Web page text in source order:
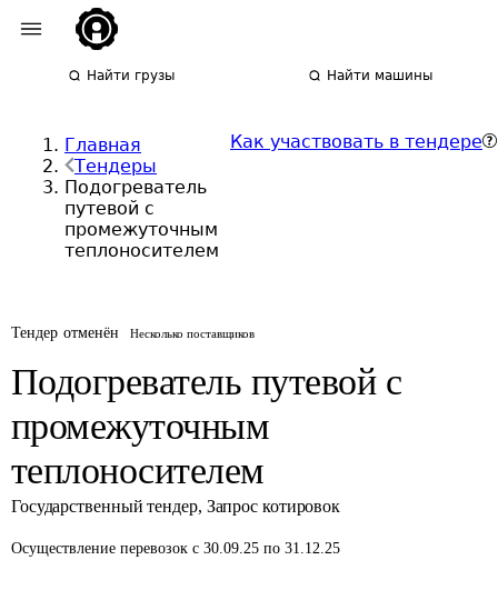
Найти грузы Найти машины
Главная
Тендеры
Подогреватель
путевой с
промежуточным
теплоносителем
Как участвовать в тендере
Тендер отменён Несколько поставщиков
Подогреватель путевой с
промежуточным
теплоносителем
Государственный тендер, Запрос котировок
Осуществление перевозок с 30.09.25 по 31.12.25